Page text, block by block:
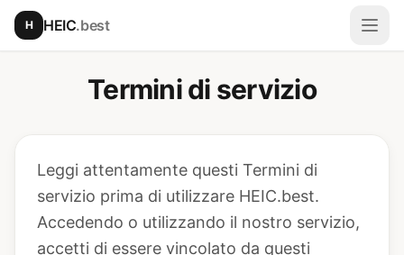
Vai al contenuto principale
H HEIC.best
Apri
Termini di servizio
Leggi attentamente questi Termini di
servizio prima di utilizzare HEIC.best.
Accedendo o utilizzando il nostro servizio,
accetti di essere vincolato da questi